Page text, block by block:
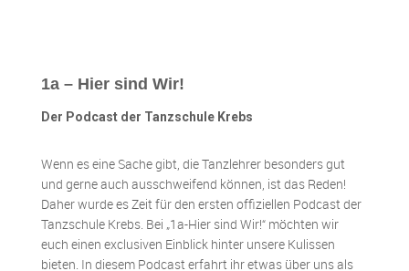
1a – Hier sind Wir!
Der Podcast der Tanzschule Krebs
Wenn es eine Sache gibt, die Tanzlehrer besonders gut
und gerne auch ausschweifend können, ist das Reden!
Daher wurde es Zeit für den ersten offiziellen Podcast der
Tanzschule Krebs. Bei „1a-Hier sind Wir!“ möchten wir
euch einen exclusiven Einblick hinter unsere Kulissen
bieten. In diesem Podcast erfahrt ihr etwas über uns als